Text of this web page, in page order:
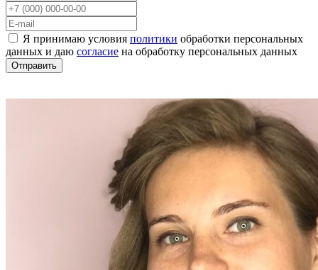
Я принимаю условия политики обработки персональных
данных и даю согласие на обработку персональных данных
Отправить